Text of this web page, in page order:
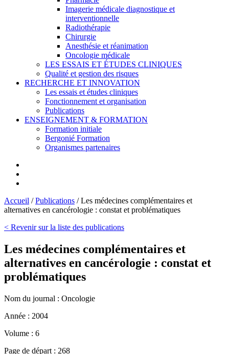
Imagerie médicale diagnostique et
interventionnelle
Radiothérapie
Chirurgie
Anesthésie et réanimation
Oncologie médicale
LES ESSAIS ET ÉTUDES CLINIQUES
Qualité et gestion des risques
RECHERCHE ET INNOVATION
Les essais et études cliniques
Fonctionnement et organisation
Publications
ENSEIGNEMENT & FORMATION
Formation initiale
Bergonié Formation
Organismes partenaires
Accueil /Publications /Les médecines complémentaires et
alternatives en cancérologie : constat et problématiques
< Revenir sur la liste des publications
Les médecines complémentaires et
alternatives en cancérologie : constat et
problématiques
Nom du journal : Oncologie
Année : 2004
Volume : 6
Page de départ : 268